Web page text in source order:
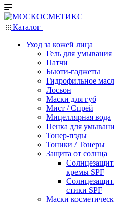
Каталог
Уход за кожей лица
Гель для умывания
Патчи
Бьюти-гаджеты
Гидрофильное
Лосьон
Маски для губ
Мист / Спрей
Мицеллярная вода
Пенка для
Тонер-пэды
Тоники / Тонеры
Защита от солнца
кремы SPF
стики SPF
Маски